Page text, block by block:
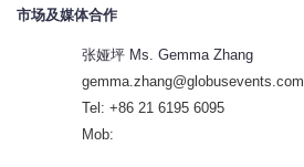
市场及媒体合作
张娅坪 Ms. Gemma Zhang
gemma.zhang@globusevents.com
Tel: +86 21 6195 6095
Mob: